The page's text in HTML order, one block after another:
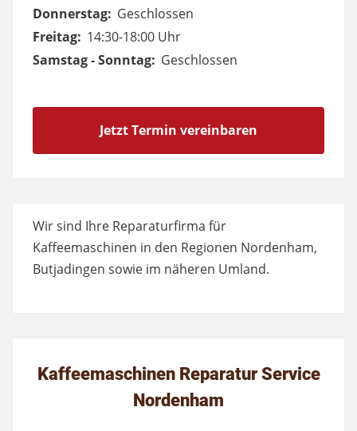
Donnerstag: Geschlossen
Freitag: 14:30-18:00 Uhr
Samstag - Sonntag: Geschlossen
Jetzt Termin vereinbaren
Wir sind Ihre Reparaturfirma für
Kaffeemaschinen in den Regionen Nordenham,
Butjadingen sowie im näheren Umland.
Kaffeemaschinen Reparatur Service
Nordenham